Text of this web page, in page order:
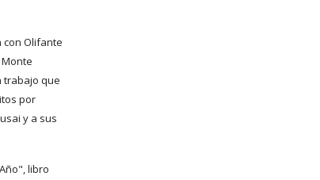
con Olifante
trabajo que
por
y a sus
libro